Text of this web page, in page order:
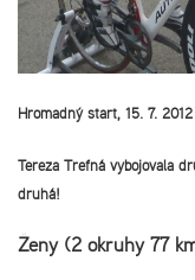
Hromadný start, 15. 7. 2012
Tereza Trefná vybojovala
druhá!
Ženy (2 okruhy 77